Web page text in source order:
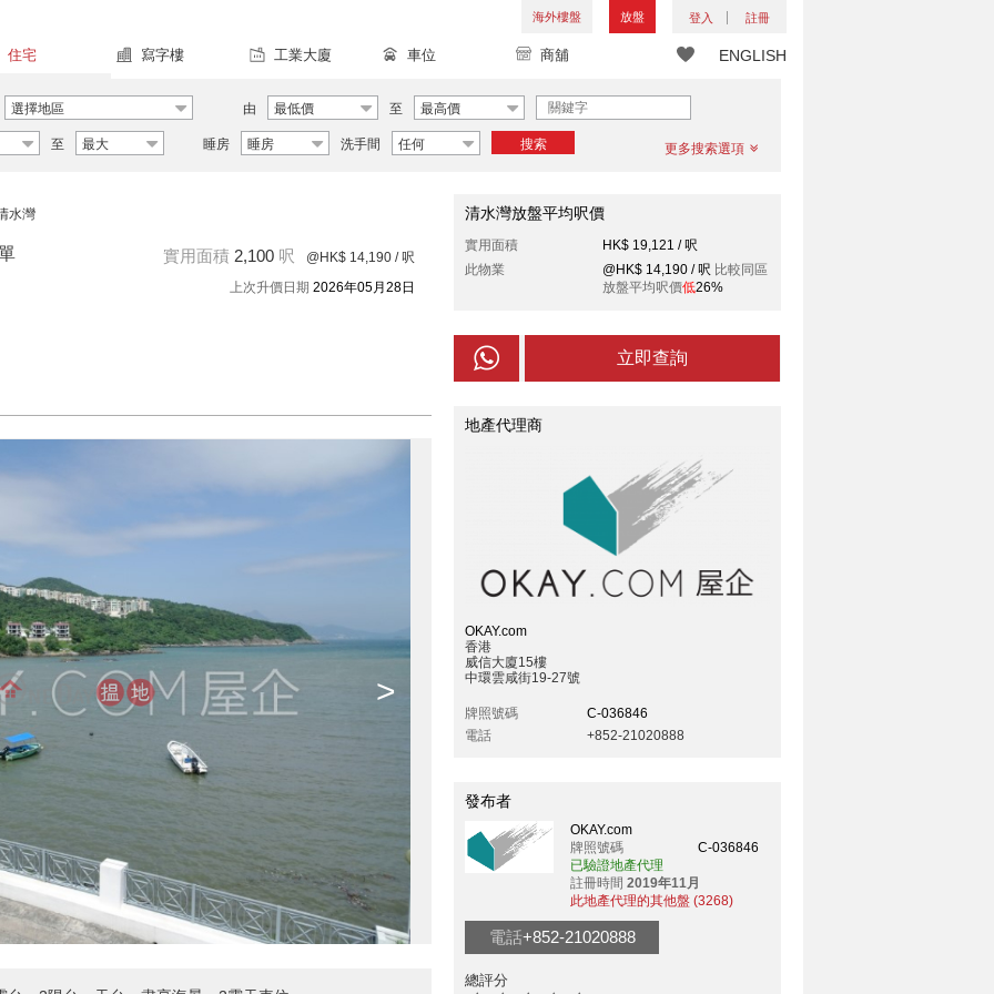
海外樓盤 放盤 登入 註冊
ENGLISH
住宅 寫字樓 工業大廈 車位 商舖
選擇地區 由 最低價 至 最高價
至 最大 睡房 睡房 洗手間 任何 搜索 更多搜索選項
水灣
實用面積 2,100 呎 @HK$ 14,190 / 呎
上次升價日期 2026年05月28日
>
清水灣放盤平均呎價
實用面積
HK$ 19,121 / 呎
此物業
@HK$ 14,190 / 呎 比較同區
放盤平均呎價低26%
立即查詢
地產代理商
OKAY.com
香港
威信大廈15樓
中環雲咸街19-27號
牌照號碼
C-036846
電話
+852-21020888
發布者
OKAY.com
牌照號碼
C-036846
已驗證地產代理
註冊時間 2019年11月
此地產代理的其他盤 (3268)
電話+852-21020888
總評分